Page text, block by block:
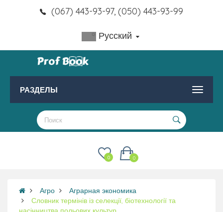
(067) 443-93-97, (050) 443-93-99
Русский
РАЗДЕЛЫ
0
0
Агро
Аграрная экономика
Словник термінів із селекції, біотехнології та